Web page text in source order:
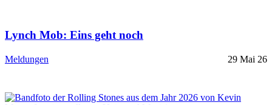
Lynch Mob: Eins geht noch
Meldungen 29 Mai 26